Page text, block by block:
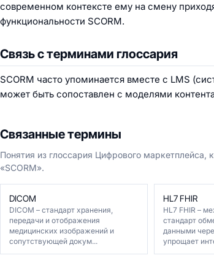
современном контексте ему на смену
функциональности SCORM.
Связь с терминами глоссария
SCORM часто упоминается вместе с LMS
может быть сопоставлен с моделями
Связанные термины
Понятия из глоссария Цифрового
«SCORM».
DICOM
DICOM – стандарт хранения,
передачи и отображения
медицинских изображений и
сопутствующей докум...
HL7 FHIR
HL7 FHIR –
стандарт
данными
упрощает